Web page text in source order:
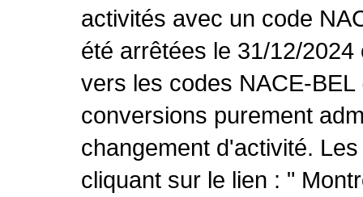
activités avec un code
été arrêtées le 31/12/
vers les codes NACE-
conversions purement
changement d'activité.
cliquant sur le lien : "